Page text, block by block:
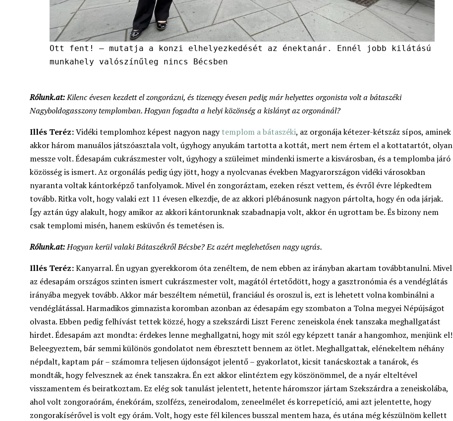
Ott fent! – mutatja a konzi elhelyezkedését az énektanár. Ennél jobb kilátású
munkahely valószínűleg nincs Bécsben
Rólunk.at:Kilenc évesen kezdett el zongorázni, és tizenegy évesen pedig már helyettes orgonista volt a bátaszéki
Nagyboldogasszony templomban. Hogyan fogadta a helyi közönség a kislányt az orgonánál?
Illés Teréz:Vidéki templomhoz képest nagyon nagytemplom a bátaszéki, az orgonája kétezer-kétszáz sípos, aminek
akkor három manuálos játszóasztala volt, úgyhogy anyukám tartotta a kottát, mert nem értem el a kottatartót, olyan
messze volt. Édesapám cukrászmester volt, úgyhogy a szüleimet mindenki ismerte a kisvárosban, és a templomba járó
közösség is ismert. Az orgonálás pedig úgy jött, hogy a nyolcvanas években Magyarországon vidéki városokban
nyaranta voltak kántorképző tanfolyamok. Mivel én zongoráztam, ezeken részt vettem, és évről évre lépkedtem
tovább. Ritka volt, hogy valaki ezt 11 évesen elkezdje, de az akkori plébánosunk nagyon pártolta, hogy én oda járjak.
Így aztán úgy alakult, hogy amikor az akkori kántorunknak szabadnapja volt, akkor én ugrottam be. És bizony nem
csak templomi misén, hanem esküvőn és temetésen is.
Rólunk.at:Hogyan kerül valaki Bátaszékről Bécsbe? Ez azért meglehetősen nagy ugrás.
Illés Teréz:Kanyarral. Én ugyan gyerekkorom óta zenéltem, de nem ebben az irányban akartam továbbtanulni. Mivel
az édesapám országos szinten ismert cukrászmester volt, magától értetődött, hogy a gasztronómia és a vendéglátás
irányába megyek tovább. Akkor már beszéltem németül, franciául és oroszul is, ezt is lehetett volna kombinálni a
vendéglátással. Harmadikos gimnazista koromban azonban az édesapám egy szombaton a Tolna megyei Népújságot
olvasta. Ebben pedig felhívást tettek közzé, hogy a szekszárdi Liszt Ferenc zeneiskola ének tanszaka meghallgatást
hirdet. Édesapám azt mondta: érdekes lenne meghallgatni, hogy mit szól egy képzett tanár a hangomhoz, menjünk el!
Beleegyeztem, bár semmi különös gondolatot nem ébresztett bennem az ötlet. Meghallgattak, elénekeltem néhány
népdalt, kaptam pár – számomra teljesen újdonságot jelentő – gyakorlatot, kicsit tanácskoztak a tanárok, és
mondták, hogy felvesznek az ének tanszakra. Én ezt akkor elintéztem egy köszönömmel, de a nyár elteltével
visszamentem és beiratkoztam. Ez elég sok tanulást jelentett, hetente háromszor jártam Szekszárdra a zeneiskolába,
ahol volt zongoraórám, énekórám, szolfézs, zeneirodalom, zeneelmélet és korrepetíció, ami azt jelentette, hogy
zongorakísérővel is volt egy órám. Volt, hogy este fél kilences busszal mentem haza, és utána még készülnöm kellett